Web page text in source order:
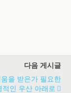
다음 게시글
을 받은가 필요한
적인 우산 아래로